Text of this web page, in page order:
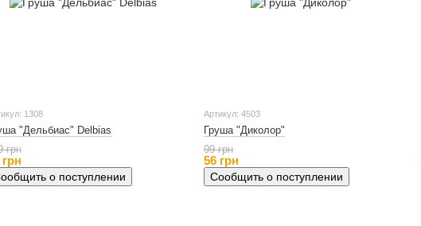
1308
"Дельбиас" Delbias
грн
о поступлении
Артикул: 4503
Груша "Диколор"
99 грн
56 грн
Сообщить о поступлении